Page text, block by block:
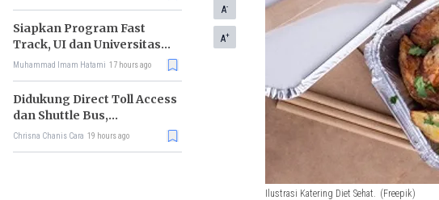
Siapkan Program Fast
Track, UI dan Universitas
Agung Podomoro Jalin
Muhammad Imam Hatami 17 hours ago
Didukung Direct Toll Access
dan Shuttle Bus,
Paramount Petals Kian
Chrisna Chanis Cara 19 hours ago
A-
A+
Ilustrasi Katering Diet Sehat. (Freepik)